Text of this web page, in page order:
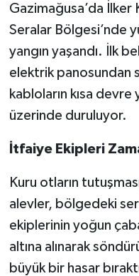
Gazimağusa’da İlker
Seralar Bölgesi’nde
yangın yaşandı. İlk
elektrik panosundan
kabloların kısa devre
üzerinde duruluyor.
İtfaiye Ekipleri
Kuru otların
alevler, bölgedeki
ekiplerinin yoğun
altına alınarak
büyük bir hasar